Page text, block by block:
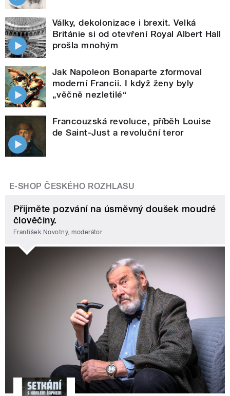
Války, dekolonizace i brexit. Velká
Británie si od otevření Royal Albert Hall
prošla mnohým
Jak Napoleon Bonaparte zformoval
moderní Francii. I když ženy byly
„věčně nezletilé“
Francouzská revoluce, příběh Louise
de Saint-Just a revoluční teror
E-SHOP ČESKÉHO ROZHLASU
Přijměte pozvání na úsměvný doušek moudré
člověčiny.
František Novotný, moderátor